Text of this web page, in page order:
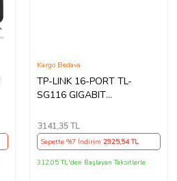
TP-LINK 16-PORT TL-
SG116 GIGABIT
Kargo Bedava
3141,35 TL
Sepette %7 İndirim2925,54 TL
312,05 TL'den Başlayan Taksitlerle